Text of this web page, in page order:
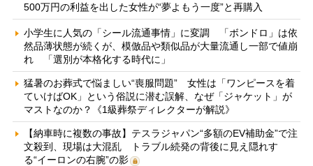
500万円の利益を出した女性が“夢よもう一度”と再購入
小学生に人気の「シール流通事情」に変調 「ボンドロ」は依
然品薄状態が続くが、模倣品や類似品が大量流通し一部で値崩
れ 「選別が本格化する時代に」
猛暑のお葬式で悩ましい“喪服問題” 女性は「ワンピースを着
ていけばOK」という俗説に潜む誤解、なぜ「ジャケット」が
マストなのか？《1級葬祭ディレクターが解説》
【納車時に複数の事故】テスラジャパン“多額のEV補助金”で注
文殺到、現場は大混乱 トラブル続発の背後に見え隠れす
る“イーロンの右腕”の影